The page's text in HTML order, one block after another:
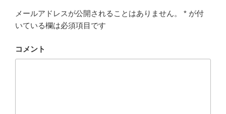
メールアドレスが公開されることはありません。 * が付
いている欄は必須項目です
コメント